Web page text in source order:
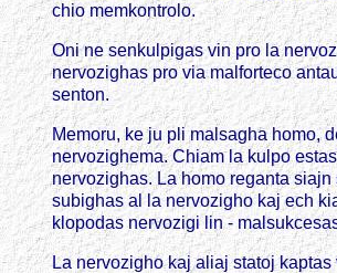
chio memkontrolo.
Oni ne senkulpigas vin pro la
nervozighas pro via malforteco
senton.
Memoru, ke ju pli malsagha homo,
nervozighema. Chiam la kulpo
nervozighas. La homo reganta siajn
subighas al la nervozigho kaj ech
klopodas nervozigi lin -
La nervozigho kaj aliaj statoj kaptas